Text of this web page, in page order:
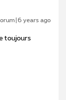
years ago
toujours